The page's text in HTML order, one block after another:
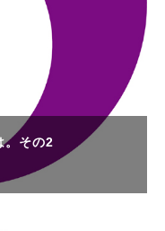
。その2